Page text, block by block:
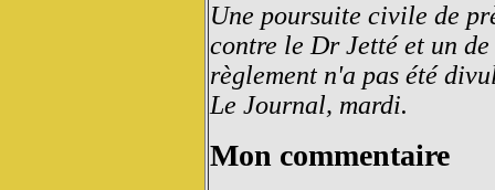
Une poursuite civile de
contre le Dr Jetté et un
règlement n'a pas été
Le Journal, mardi.
Mon commentaire